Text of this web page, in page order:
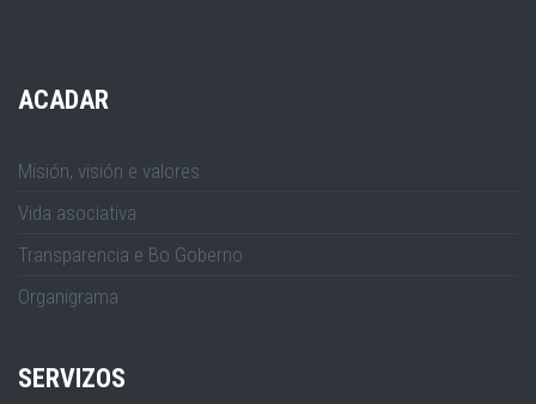
ACADAR
Misión, visión e valores
Vida asociativa
Transparencia e Bo Goberno
Organigrama
SERVIZOS